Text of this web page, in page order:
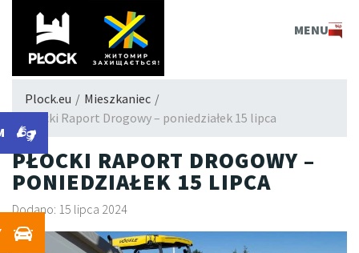
MENU
Plock.eu / Mieszkaniec /
Płocki Raport Drogowy – poniedziałek 15 lipca
PŁOCKI RAPORT DROGOWY –
PONIEDZIAŁEK 15 LIPCA
Dodano: 15 lipca 2024